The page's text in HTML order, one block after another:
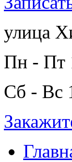
улица
Пн - Пт
Сб - Вс